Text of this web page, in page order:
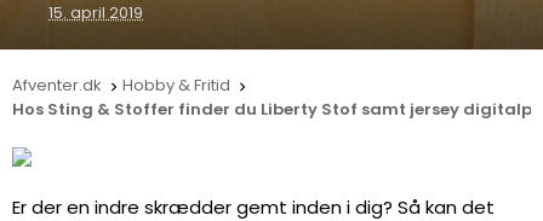
15. april 2019
Afventer.dk  Hobby & Fritid 
Hos Sting & Stoffer finder du Liberty Stof samt jersey
Er der en indre skrædder gemt inden i dig? Så kan det